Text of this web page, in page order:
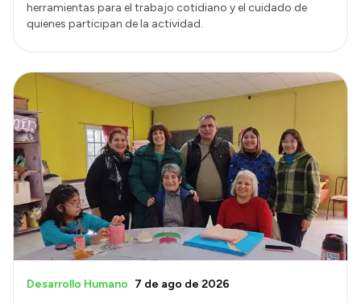
herramientas para el trabajo cotidiano y el cuidado de
quienes participan de la actividad.
Desarrollo Humano 7 de ago de 2026